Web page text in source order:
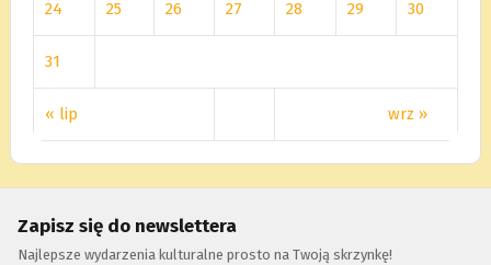
« lip wrz »
24 25 26 27 28 29 30
31
Zapisz się do newslettera
Najlepsze wydarzenia kulturalne prosto na Twoją skrzynkę!